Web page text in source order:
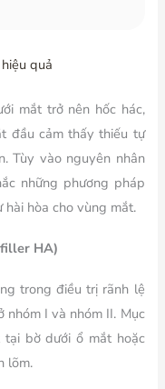
quả
mắt trở nên hốc hác,
đầu cảm thấy thiếu tự
Tùy vào nguyên nhân
những phương pháp
hòa cho vùng mắt.
HA)
trong điều trị rãnh lệ
I và nhóm II. Mục
bờ dưới ổ mắt hoặc
lõm.